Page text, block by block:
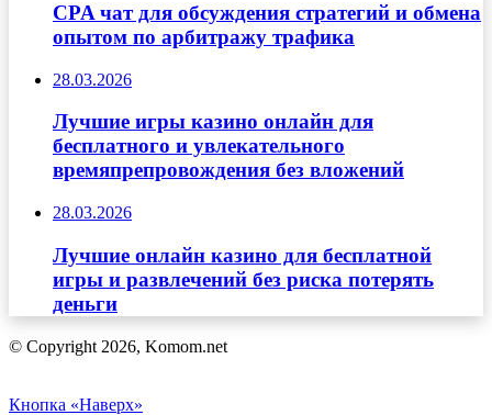
CPA чат для обсуждения стратегий и обмена
опытом по арбитражу трафика
28.03.2026
Лучшие игры казино онлайн для
бесплатного и увлекательного
времяпрепровождения без вложений
28.03.2026
Лучшие онлайн казино для бесплатной
игры и развлечений без риска потерять
деньги
© Copyright 2026, Komom.net
Кнопка «Наверх»